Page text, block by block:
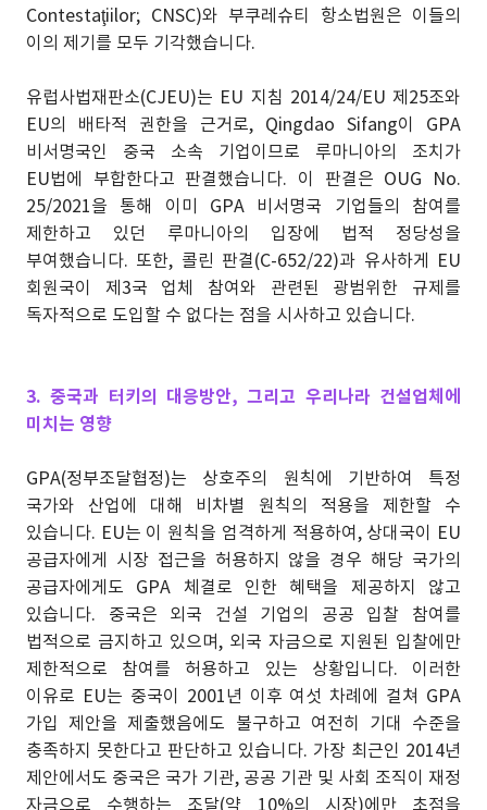
Contestaţiilor; CNSC)와 부쿠레슈티 항소법원은 이들의
이의 제기를 모두 기각했습니다.
유럽사법재판소(CJEU)는 EU 지침 2014/24/EU 제25조와
EU의 배타적 권한을 근거로, Qingdao Sifang이 GPA
비서명국인 중국 소속 기업이므로 루마니아의 조치가
EU법에 부합한다고 판결했습니다. 이 판결은 OUG No.
25/2021을 통해 이미 GPA 비서명국 기업들의 참여를
제한하고 있던 루마니아의 입장에 법적 정당성을
부여했습니다. 또한, 콜린 판결(C-652/22)과 유사하게 EU
회원국이 제3국 업체 참여와 관련된 광범위한 규제를
독자적으로 도입할 수 없다는 점을 시사하고 있습니다.
3. 중국과 터키의 대응방안, 그리고 우리나라 건설업체에
미치는 영향
GPA(정부조달협정)는 상호주의 원칙에 기반하여 특정
국가와 산업에 대해 비차별 원칙의 적용을 제한할 수
있습니다. EU는 이 원칙을 엄격하게 적용하여, 상대국이 EU
공급자에게 시장 접근을 허용하지 않을 경우 해당 국가의
공급자에게도 GPA 체결로 인한 혜택을 제공하지 않고
있습니다. 중국은 외국 건설 기업의 공공 입찰 참여를
법적으로 금지하고 있으며, 외국 자금으로 지원된 입찰에만
제한적으로 참여를 허용하고 있는 상황입니다. 이러한
이유로 EU는 중국이 2001년 이후 여섯 차례에 걸쳐 GPA
가입 제안을 제출했음에도 불구하고 여전히 기대 수준을
충족하지 못한다고 판단하고 있습니다. 가장 최근인 2014년
제안에서도 중국은 국가 기관, 공공 기관 및 사회 조직이 재정
자금으로 수행하는 조달(약 10%의 시장)에만 초점을